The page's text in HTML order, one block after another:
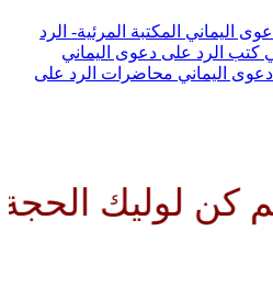
المرئية- الرد
دعوى اليماني
محاضرات الرد على
الحجة بن